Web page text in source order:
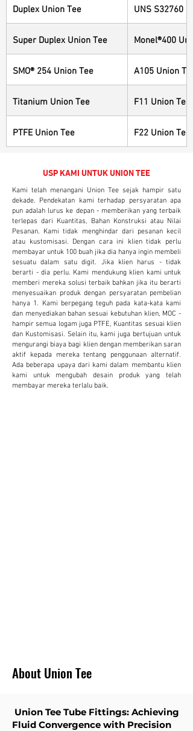
Duplex Union Tee UNS S32760
Super Duplex Union Tee Monel®400
SMO® 254 Union Tee A105 Union Tee
Titanium Union Tee F11 Union Tee
PTFE Union Tee F22 Union Tee
USP KAMI UNTUK UNION TEE
Kami telah menangani Union Tee sejak hampir satu
dekade. Pendekatan kami terhadap persyaratan apa
pun adalah lurus ke depan - memberikan yang terbaik
terlepas dari Kuantitas, Bahan Konstruksi atau Nilai
Pesanan. Kami tidak menghindar dari pesanan kecil
atau kustomisasi. Dengan cara ini klien tidak perlu
membayar untuk 100 buah jika dia hanya ingin membeli
sesuatu dalam satu digit. Jika klien harus - tidak
berarti - dia perlu. Kami mendukung klien kami untuk
memberi mereka solusi terbaik bahkan jika itu berarti
menyesuaikan produk dengan persyaratan pembelian
hanya 1. Kami berpegang teguh pada kata-kata kami
dan menyediakan bahan sesuai kebutuhan klien, MOC -
hampir semua logam juga PTFE, Kuantitas sesuai klien
dan Kustomisasi. Selain itu, kami juga bertujuan untuk
mengurangi biaya bagi klien dengan memberikan saran
aktif kepada mereka tentang penggunaan alternatif.
Ada beberapa upaya dari kami dalam membantu klien
kami untuk mengubah desain produk yang telah
membayar mereka terlalu baik.
About Union Tee
Union Tee Tube Fittings: Achieving
Fluid Convergence with Precision